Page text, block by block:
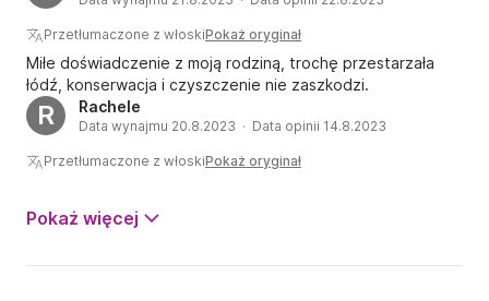
wyjaśnienie. Odpowiedzieli, że problemem jest „błąd” na
stronie, który nie pozwala na poprawienie reklamy i że
pory zaplanowałem dzień z rodziną i nie prosiłem o jego
odwołanie, ale byłem bardzo rozczarowany takim
zachowaniem. Jeśli oferowana usługa nie odpowiada
opisowi w ogłoszeniu (które ma moc prawną umowy),
należy to zgłosić PRZED płatnością, a nie po.
Przetłumaczone z włoskiPokaż oryginał
Miłe doświadczenie z moją rodziną, trochę przestarzała
łódź, konserwacja i czyszczenie nie zaszkodzi.
R Rachele
Data wynajmu 20.8.2023 · Data opinii 14.8.2023
Przetłumaczone z włoskiPokaż oryginał
Pokaż więcej